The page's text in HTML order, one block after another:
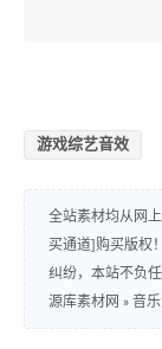
游戏综艺音效
全站素材均从网
买通道]购买版权
纠纷，本站不负任
源库素材网 » 音